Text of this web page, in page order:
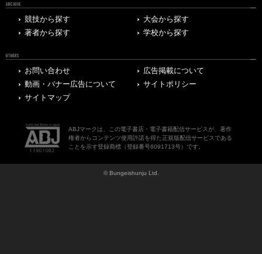
ARCHIVE
競技から探す
大会から探す
著者から探す
学校から探す
OTHERS
お問い合わせ
広告掲載について
動画・バナー広告について
サイトポリシー
サイトマップ
ABJマークは、この電子書店・電子書籍配信サービスが、著作
権者からコンテンツ使用許諾を得た正規版配信サービスである
ことを示す登録商標（登録番号6091713号）です。
© Bungeishunju Ltd.